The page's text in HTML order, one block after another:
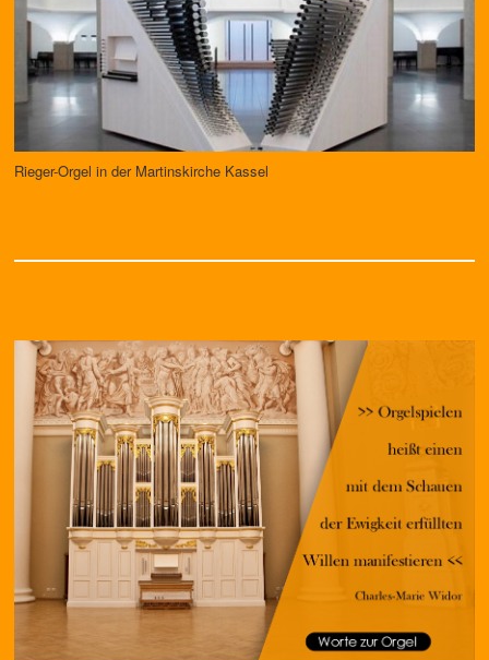
Rieger-Orgel in der Martinskirche Kassel